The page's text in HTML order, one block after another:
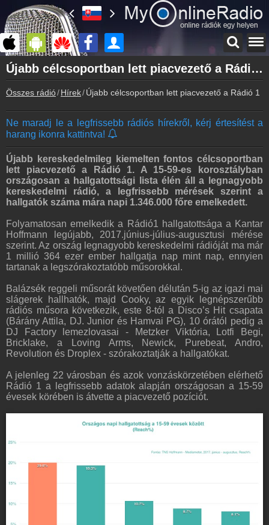
Főoldal
myonlineradio.hu
Bejelentkezés
Kapcsolat
Írj nekünk!
Partnerek
Rádiós partnerek
Rádió beágyazás
Ágyazd be weboldaladba
Online rádió készítés
Készítés lépésről lépésre
Újabb célcsoportban lett piacvezető a Rádió 1
Összes rádió Hírek Újabb célcsoportban lett piacvezető a Rádió 1
Ne maradj le a legfrissebb rádiós hírekről, kérj értesítést a
harang ikonra kattintva!
Újabb kereskedelmileg kiemelten fontos célcsoportban
lett piacvezető a Rádió 1. A 15-59-es korosztályban
országosan a hallgatottsági lista élén áll a legnagyobb
kereskedelmi rádió, a legfrissebb mérések szerint a
hallgatók száma mára napi 1.346.000 főre emelkedett.
Folyamatosan emelkedik a Rádió1 hallgatottsága a Kantar
Hoffmann legújabb, 2017.június-július-augusztusi mérése
szerint. Az ország legnagyobb kereskedelmi rádióját ma már
1 millió 364 ezer ember hallgatja nap mint nap, ennyien
tartanak a legszórakoztatóbb műsorokkal.
Balázsék reggeli műsorát követően délután 5-ig az igazi mai
slágerek hallhatók, majd Cooky, az egyik legnépszerűbb
rádiós műsora következik, este 8-tól a Disco’s Hit csapata
(Bárány Attila, DJ. Junior és Hamvai PG), 10 órától pedig a
DJ Factory lemezlovasai - Metzker Viktória, Lotfi Begi,
Bricklake, a Loving Arms, Newick, Purebeat, Andro,
Revolution és Droplex - szórakoztatják a hallgatókat.
A jelenleg 22 városban és azok vonzáskörzetében elérhető
Rádió 1 a legfrissebb adatok alapján országosan a 15-59
évesek körében is átvette a piacvezető pozíciót.